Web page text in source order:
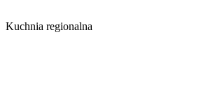
Kuchnia regionalna